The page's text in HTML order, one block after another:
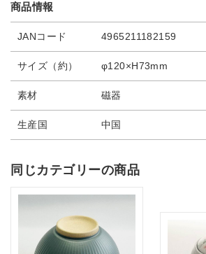
商品情報
JANコード 4965211182159
サイズ（約） φ120×H73mm
素材 磁器
生産国 中国
同じカテゴリーの商品